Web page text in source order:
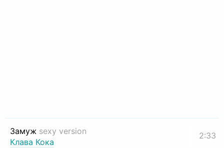
Замуж sexy version
Клава Кока
2:33